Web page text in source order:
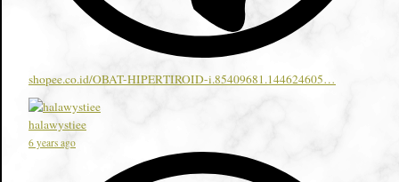
shopee.co.id/OBAT-HIPERTIROID-i.85409681.144624605…
halawystiee
6 years ago